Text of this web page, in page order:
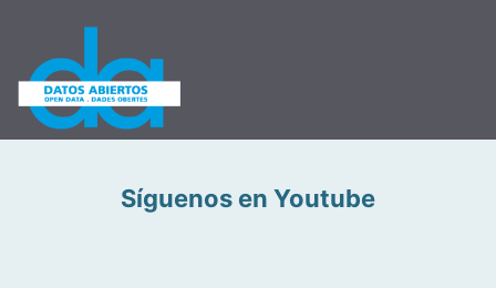
Síguenos en Youtube